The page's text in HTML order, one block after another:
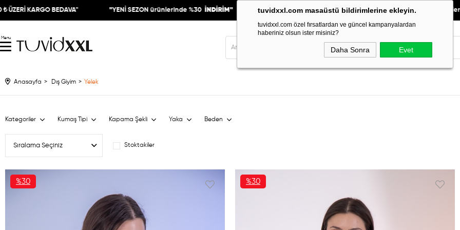
tuvidxxl.com masaüstü bildirimlerine ekleyin.
tuvidxxl.com özel fırsatlardan ve güncel kampanyalardan
haberiniz olsun ister misiniz?
Daha Sonra Evet
"YENİ SEZON ürünlerinde %30 İNDİRİM" "3499.90 ₺ ÜZERİ KARGO BEDAVA" "YENİ SEZON ürünlerinde %30
Menu
Anasayfa Dış Giyim Yelek
Kategoriler Kumaş Tipi Kapama Şekli Yaka Beden
Stoktakiler
%30
%30